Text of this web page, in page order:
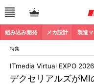
組み込み開発 メカ設計 製造
特集
デクセリアルズがMI
ITmedia Virtual EXPO